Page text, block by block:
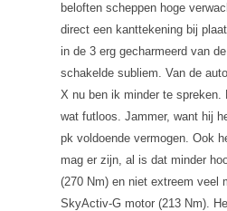
beloften scheppen hoge
direct een kanttekening bij
in de 3 erg gecharmeerd van
schakelde subliem. Van de
X nu ben ik minder te spreken.
wat futloos. Jammer, want hij
pk voldoende vermogen. Ook
mag er zijn, al is dat minder
(270 Nm) en niet extreem veel
SkyActiv-G motor (213 Nm).